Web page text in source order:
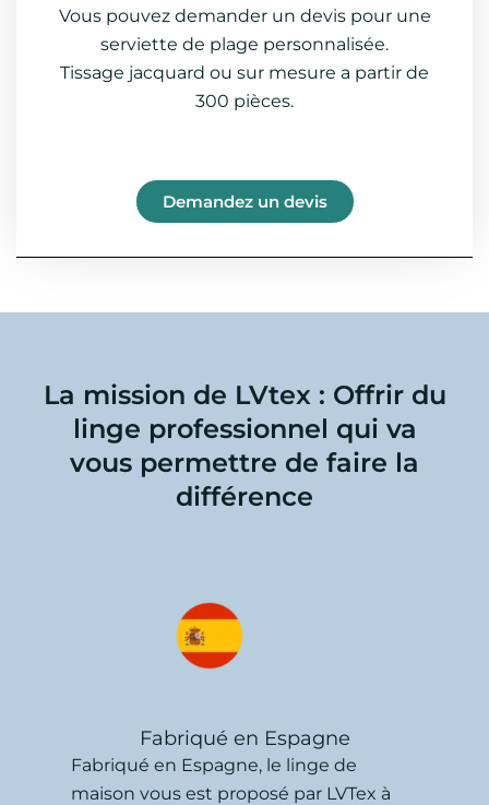
Vous pouvez demander un devis pour une
serviette de plage personnalisée.
Tissage jacquard ou sur mesure a partir de
300 pièces.
Demandez un devis
La mission de LVtex : Offrir du
linge professionnel qui va
vous permettre de faire la
différence
Fabriqué en Espagne
Fabriqué en Espagne, le linge de
maison vous est proposé par LVTex à